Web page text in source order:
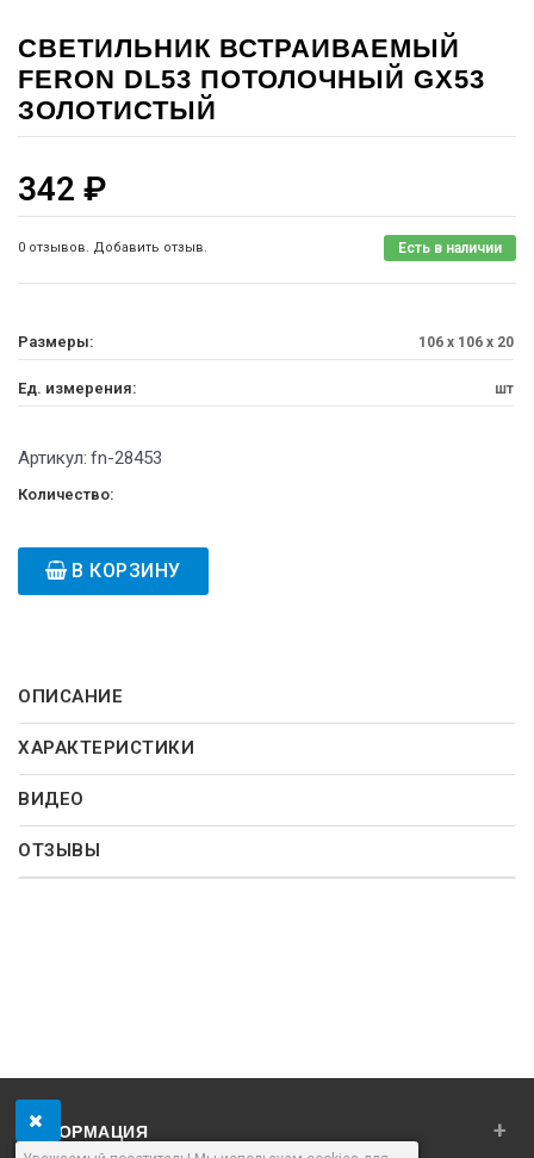
СВЕТИЛЬНИК ВСТРАИВАЕМЫЙ
FERON DL53 ПОТОЛОЧНЫЙ GX53
ЗОЛОТИСТЫЙ
342 ₽
0 отзывов. Добавить отзыв. Есть в наличии
Размеры: 106 x 106 x 20
Ед. измерения: шт
Артикул: fn-28453
Количество:
В КОРЗИНУ
ОПИСАНИЕ
ХАРАКТЕРИСТИКИ
ВИДЕО
ОТЗЫВЫ
ИНФОРМАЦИЯ
+